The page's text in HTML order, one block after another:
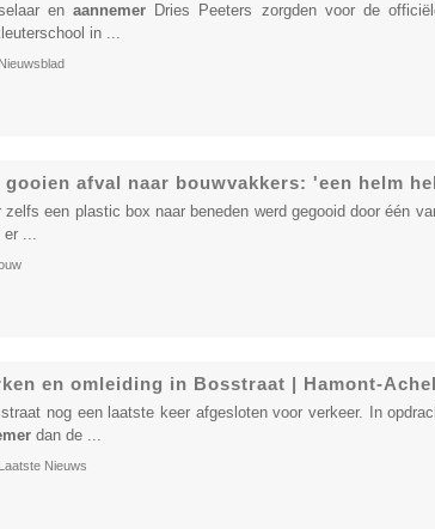
enaannemer Dries Peeters zorgden voor de
in ...
afval naar bouwvakkers: 'een helm
een plastic box naar beneden werd gegooid door één
er ...
en omleiding in Bosstraat | Hamont-
nog een laatste keer afgesloten voor verkeer. In
dan de ...
Nieuws